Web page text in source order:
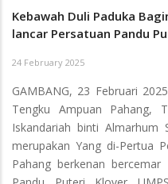
Kebawah Duli Paduka
lancar Persatuan Pandu
24 February 2025
GAMBANG, 23 Februari
Tengku Ampuan Pahang,
Iskandariah binti Almarhum
merupakan Yang di-Pertua
Pahang berkenan